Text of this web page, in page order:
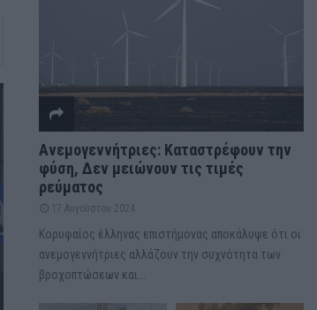
Ανεμογεννήτριες: Καταστρέφουν την
φύση, Δεν μειώνουν τις τιμές
ρεύματος
17 Αυγούστου 2024
Κορυφαίος έλληνας επιστήμονας αποκάλυψε ότι οι
ανεμογεννήτριες αλλάζουν την συχνότητα των
βροχοπτώσεων και...